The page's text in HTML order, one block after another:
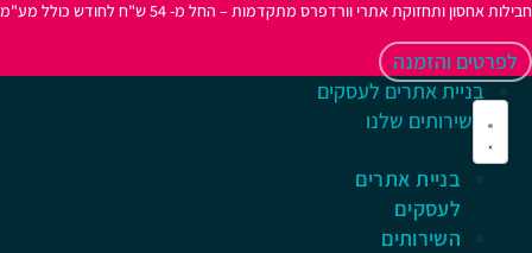
אחסון ותחזוקת אתרי וורדפרס מתקדמות – החל מ- 54 ש"ח לחודש כולל מע"מ
לפרטים והזמנה
בניית אתרים
לעסקים
השירותים
בניית אתרים לעסקים
השירותים שלנו